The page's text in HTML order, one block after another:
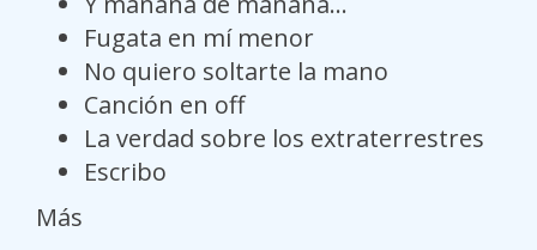
Fugata en mí menor
No quiero soltarte la mano
Canción en off
La verdad sobre los extraterrestres
Escribo
Más